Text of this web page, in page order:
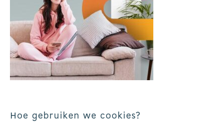
Hoe gebruiken we cookies?